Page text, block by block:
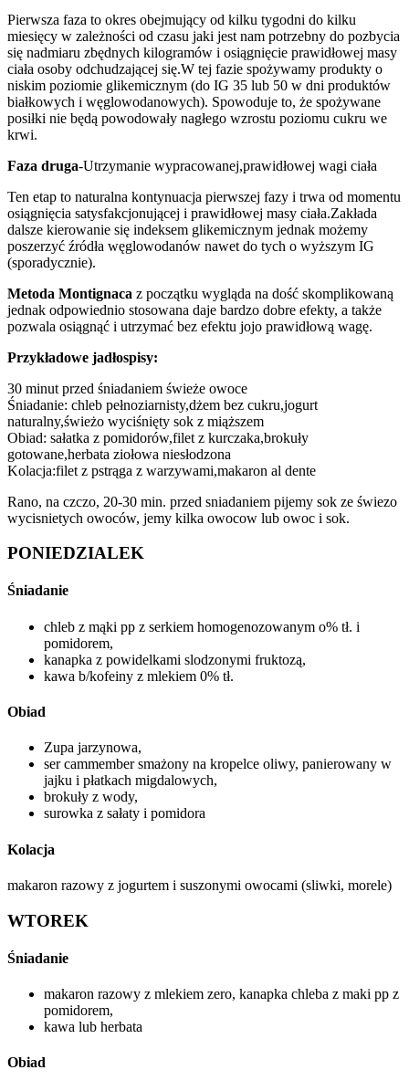
Pierwsza faza to okres obejmujący od kilku tygodni do kilku
miesięcy w zależności od czasu jaki jest nam potrzebny do pozbycia
się nadmiaru zbędnych kilogramów i osiągnięcie prawidłowej masy
ciała osoby odchudzającej się.W tej fazie spożywamy produkty o
niskim poziomie glikemicznym (do IG 35 lub 50 w dni produktów
białkowych i węglowodanowych). Spowoduje to, że spożywane
posiłki nie będą powodowały nagłego wzrostu poziomu cukru we
krwi.
Faza druga-Utrzymanie wypracowanej,prawidłowej wagi ciała
Ten etap to naturalna kontynuacja pierwszej fazy i trwa od momentu
osiągnięcia satysfakcjonującej i prawidłowej masy ciała.Zakłada
dalsze kierowanie się indeksem glikemicznym jednak możemy
poszerzyć źródła węglowodanów nawet do tych o wyższym IG
(sporadycznie).
Metoda Montignaca z początku wygląda na dość skomplikowaną
jednak odpowiednio stosowana daje bardzo dobre efekty, a także
pozwala osiągnąć i utrzymać bez efektu jojo prawidłową wagę.
Przykładowe jadłospisy:
30 minut przed śniadaniem świeże owoce
Śniadanie: chleb pełnoziarnisty,dżem bez cukru,jogurt
naturalny,świeżo wyciśnięty sok z miąższem
Obiad: sałatka z pomidorów,filet z kurczaka,brokuły
gotowane,herbata ziołowa niesłodzona
Kolacja:filet z pstrąga z warzywami,makaron al dente
Rano, na czczo, 20-30 min. przed sniadaniem pijemy sok ze świezo
wycisnietych owoców, jemy kilka owocow lub owoc i sok.
PONIEDZIALEK
Śniadanie
chleb z mąki pp z serkiem homogenozowanym o% tł. i
pomidorem,
kanapka z powidelkami slodzonymi fruktozą,
kawa b/kofeiny z mlekiem 0% tł.
Obiad
Zupa jarzynowa,
ser cammember smażony na kropelce oliwy, panierowany w
jajku i płatkach migdalowych,
brokuły z wody,
surowka z sałaty i pomidora
Kolacja
makaron razowy z jogurtem i suszonymi owocami (sliwki, morele)
WTOREK
Śniadanie
makaron razowy z mlekiem zero, kanapka chleba z maki pp z
pomidorem,
kawa lub herbata
Obiad